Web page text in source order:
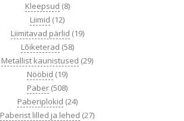
Kleepsud (8)
Liimid (12)
Liimitavad pärlid (19)
Lõiketerad (58)
Metallist kaunistused (29)
Nööbid (19)
Paber (508)
Paberiplokid (24)
Paberist lilled ja lehed (27)